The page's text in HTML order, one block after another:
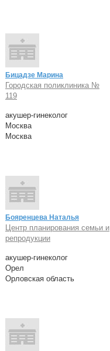
Бицадзе Марина
Городская поликлиника №
119
акушер-гинеколог
Москва
Москва
Бояренцева Наталья
Центр планирования семьи и
репродукции
акушер-гинеколог
Орел
Орловская область